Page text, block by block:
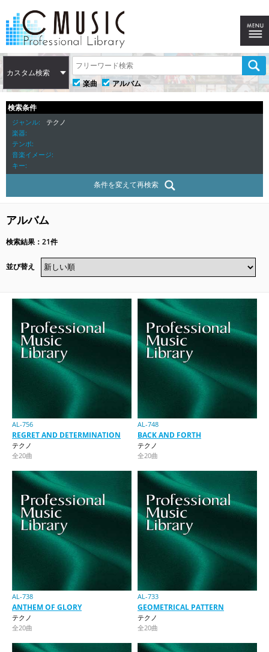
カスタム検索
楽曲
アルバム
検索条件
ジャンル
テクノ
楽器
テンポ
音楽イメージ
キー
条件を変えて再検索
アルバム
検索結果：21件
並び替え
AL-756
REGRET AND DETERMINATION
テクノ
全20曲
AL-748
BACK AND FORTH
テクノ
全20曲
AL-738
ANTHEM OF GLORY
テクノ
全20曲
AL-733
GEOMETRICAL PATTERN
テクノ
全20曲